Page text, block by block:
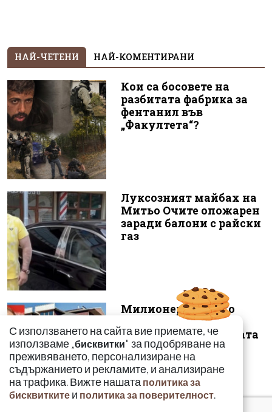
НАЙ-ЧЕТЕНИ НАЙ-КОМЕНТИРАНИ
Кои са босовете на
разбитата фабрика за
фентанил във
„Факултета“?
Луксозният майбах на
Митьо Очите опожарен
заради балони с райски
газ
Милионерът Владо
Загатото искал да
снабдява с кафе новата
власт
С използването на сайта вие приемате, че
използваме „бисквитки" за подобряване на
преживяването, персонализиране на
съдържанието и рекламите, и анализиране
на трафика. Вижте нашата политика за
бисквитките и политика за поверителност.